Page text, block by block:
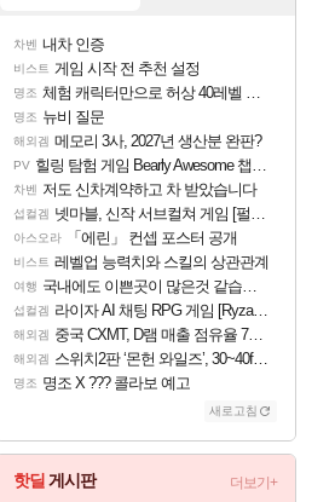
차벤 내차 인증
비스트 게임 시작 전 추천 설정
명조 체험 캐릭터만으로 허상 40레벨 하이와티아 5분 컷!｜에이메스·린네·모니에 명함
명조 뉴비 질문
해외겜 메모리 3사, 2027년 생산분 완판?
PV 힐링 탐험 게임 Bearly Awesome 챕터 1 트레일러
차벤 저도 신차계약하고 차 받았습니다
섭컬겜 넷마블, 신작 서브컬쳐 게임 [펄 인 블루] 티저 사이트 오픈
아스오라 「에린」 컨셉 포스터 공개
비스트 레벨업 능력치와 스킬의 상관관계
여행 국내에도 이쁜곳이 많은것 같습니다
섭컬겜 라이자 AI 채팅 RPG 게임 [RyzaChat: AI] 공개
해외겜 중국 CXMT, D램 매출 점유율 7%…글로벌 4위로 부상
해외겜 스위치2판 ‘몬헌 와일즈’, 30~40fps 목표 추정
명조 명조 X ??? 콜라보 예고
새로고침
핫딜 게시판 더보기+